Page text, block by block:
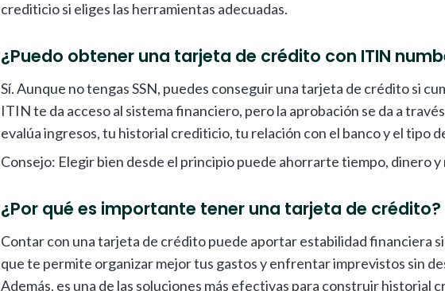
crediticio si eliges las herramientas adecuadas.
¿Puedo obtener una tarjeta de crédito con ITIN
Sí. Aunque no tengas SSN, puedes conseguir una tarjeta de crédito si
ITIN te da acceso al sistema financiero, pero la aprobación se da a
evalúa ingresos, tu historial crediticio, tu relación con el banco y el tipo
Consejo: Elegir bien desde el principio puede ahorrarte tiempo, dinero
¿Por qué es importante tener una tarjeta de crédito?
Contar con una tarjeta de crédito puede aportar estabilidad financiera si
que te permite organizar mejor tus gastos y enfrentar imprevistos sin
Además, es una de las soluciones más efectivas para construir historial